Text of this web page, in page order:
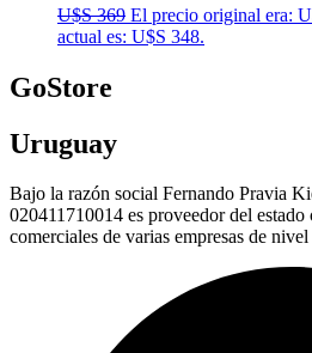
U$S369 El precio original era:
actual es: U$S 348.
GoStore
Uruguay
Bajo la razón social Fernando Pravia
020411710014 es proveedor del
comerciales de varias empresas de